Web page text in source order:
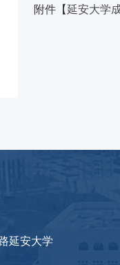
附件【延安大学
延安大学